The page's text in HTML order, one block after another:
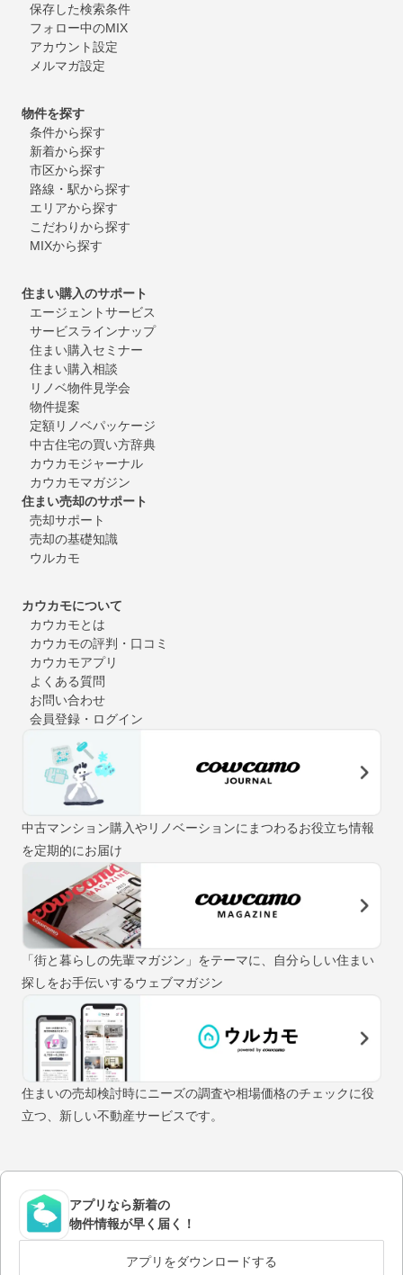
保存した検索条件
フォロー中のMIX
アカウント設定
メルマガ設定
物件を探す
条件から探す
新着から探す
市区から探す
路線・駅から探す
エリアから探す
こだわりから探す
MIXから探す
住まい購入のサポート
エージェントサービス
サービスラインナップ
住まい購入セミナー
住まい購入相談
リノベ物件見学会
物件提案
定額リノベパッケージ
中古住宅の買い方辞典
カウカモジャーナル
カウカモマガジン
住まい売却のサポート
売却サポート
売却の基礎知識
ウルカモ
カウカモについて
カウカモとは
カウカモの評判・口コミ
カウカモアプリ
よくある質問
お問い合わせ
会員登録・ログイン
中古マンション購入やリノベーションにまつわるお役立ち情報
を定期的にお届け
「街と暮らしの先輩マガジン」をテーマに、自分らしい住まい
探しをお手伝いするウェブマガジン
住まいの売却検討時にニーズの調査や相場価格のチェックに役
立つ、新しい不動産サービスです。
アプリなら新着の
物件情報が早く届く！
アプリをダウンロードする